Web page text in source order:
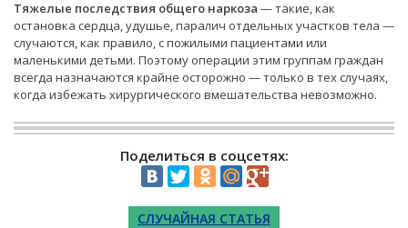
Тяжелые последствия общего наркоза — такие, как
остановка сердца, удушье, паралич отдельных участков тела —
случаются, как правило, с пожилыми пациентами или
маленькими детьми. Поэтому операции этим группам граждан
всегда назначаются крайне осторожно — только в тех случаях,
когда избежать хирургического вмешательства невозможно.
Поделиться в соцсетях:
СЛУЧАЙНАЯ СТАТЬЯ